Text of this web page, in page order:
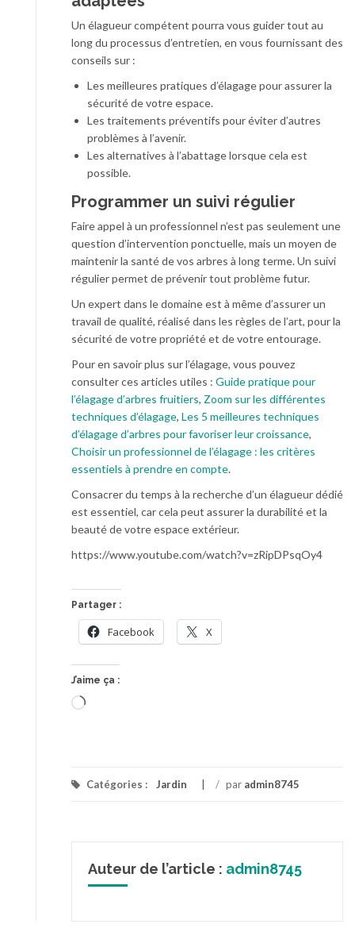
Un élagueur compétent pourra vous guider tout au
long du processus d’entretien, en vous fournissant des
conseils sur :
Les meilleures pratiques d’élagage pour assurer la
sécurité de votre espace.
Les traitements préventifs pour éviter d’autres
problèmes à l’avenir.
Les alternatives à l’abattage lorsque cela est
possible.
Programmer un suivi régulier
Faire appel à un professionnel n’est pas seulement une
question d’intervention ponctuelle, mais un moyen de
maintenir la santé de vos arbres à long terme. Un suivi
régulier permet de prévenir tout problème futur.
Un expert dans le domaine est à même d’assurer un
travail de qualité, réalisé dans les règles de l’art, pour la
sécurité de votre propriété et de votre entourage.
Pour en savoir plus sur l’élagage, vous pouvez
consulter ces articles utiles : Guide pratique pour
l’élagage d’arbres fruitiers, Zoom sur les différentes
techniques d’élagage, Les 5 meilleures techniques
d’élagage d’arbres pour favoriser leur croissance,
Choisir un professionnel de l’élagage : les critères
essentiels à prendre en compte.
Consacrer du temps à la recherche d’un élagueur dédié
est essentiel, car cela peut assurer la durabilité et la
beauté de votre espace extérieur.
https://www.youtube.com/watch?v=zRipDPsqOy4
Partager :
Facebook X
J’aime ça :
Chargement…
Catégories : Jardin / par admin8745
Auteur de l’article : admin8745